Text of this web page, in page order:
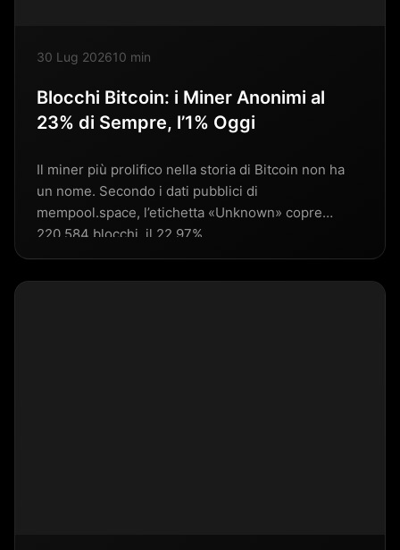
30 Lug 202610 min
Blocchi Bitcoin: i Miner Anonimi al
23% di Sempre, l’1% Oggi
Il miner più prolifico nella storia di Bitcoin non ha
un nome. Secondo i dati pubblici di
mempool.space, l’etichetta «Unknown» copre
220.584 blocchi, il 22,97%…